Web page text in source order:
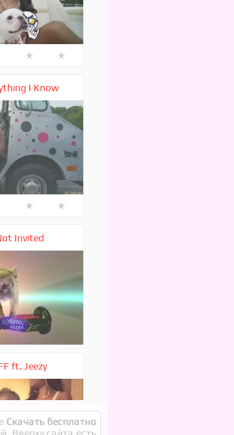
★ ★
I Know
★ ★
Invited
ft. Jeezy
Скачать бесплатно